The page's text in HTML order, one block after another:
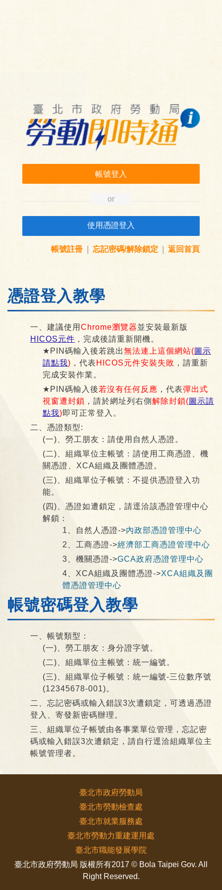
帳號登入
or
使用憑證登入
帳號註冊 |忘記密碼/解除鎖定 |返回首頁
憑證登入教學
一、建議使用 Chrome瀏覽器並安裝最新版
HICOS元件 ，完成後請重新開機。
★PIN碼輸入後若跳出無法連上這個網站(圖示
請點我) ，代表 HICOS元件安裝失敗 ，請重新
完成安裝作業。
★PIN碼輸入後若沒有任何反應 ，代表彈出式
視窗遭封鎖 ，請於網址列右側 解除封鎖(圖示請
點我)即可正常登入。
二、憑證類型:
(一)、勞工朋友：請使用自然人憑證。
(二)、組織單位主帳號：請使用工商憑證、機
關憑證、XCA組織及團體憑證。
(三)、組織單位子帳號：不提供憑證登入功
能。
(四)、憑證如遭鎖定，請逕洽該憑證管理中心
解鎖：
1、自然人憑證->內政部憑證管理中心
2、工商憑證->經濟部工商憑證管理中心
3、機關憑證->GCA政府憑證管理中心
4、XCA組織及團體憑證->XCA組織及團
體憑證管理中心
帳號密碼登入教學
一、帳號類型：
(一)、勞工朋友：身分證字號。
(二)、組織單位主帳號：統一編號。
(三)、組織單位子帳號：統一編號-三位數序號
(12345678-001)。
二、忘記密碼或輸入錯誤3次遭鎖定，可透過憑證
登入、寄發新密碼辦理。
三、組織單位子帳號由各事業單位管理，忘記密
碼或輸入錯誤3次遭鎖定，請自行逕洽組織單位主
帳號管理者。
臺北市政府勞動局
臺北市勞動檢查處
臺北市就業服務處
臺北市勞動力重建運用處
臺北市職能發展學院
臺北市政府勞動局 版權所有2017 © Bola Taipei Gov. All
Right Reserved.